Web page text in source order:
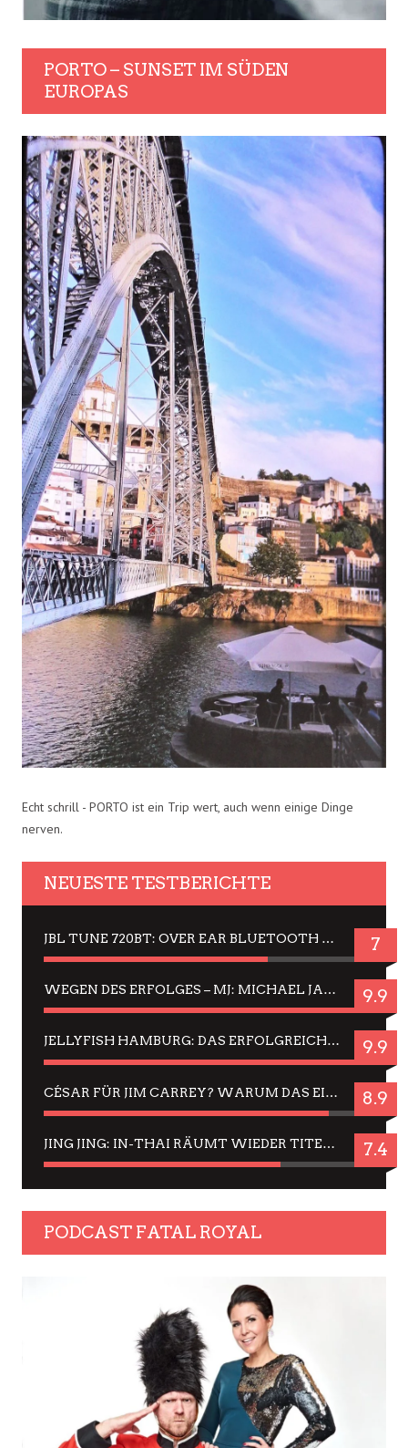
PORTO – SUNSET IM SÜDEN
EUROPAS
Echt schrill - PORTO ist ein Trip wert, auch wenn einige Dinge
nerven.
NEUESTE TESTBERICHTE
JBL TUNE 720BT: OVER EAR BLUETOOTH KOPFHÖRER UM DIE 50,-€ IM DAUER-TEST 7
WEGEN DES ERFOLGES – MJ: MICHAEL JACKSON MUSICAL IN EINER MATINEE SEHEN 9.9
JELLYFISH HAMBURG: DAS ERFOLGREICHE SOMMER-MENÜ 2025 IN GEFÜHLEN UND BILDERN 9.9
CÉSAR FÜR JIM CARREY? WARUM DAS EINER DER NERVIGSTEN ACTORS IST UND BLEIBT 8.9
JING JING: IN-THAI RÄUMT WIEDER TITEL AB – EIN ZWEI-STUNDEN-ERLEBNISBERICHT 7.4
PODCAST FATAL ROYAL